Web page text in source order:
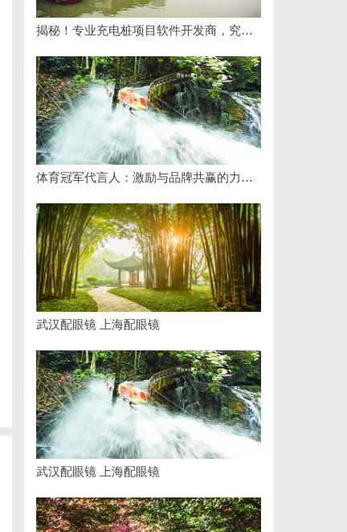
揭秘！专业充电桩项目软件开发商，究竟藏着哪些行业秘诀？
体育冠军代言人：激励与品牌共赢的力量剖析
武汉配眼镜 上海配眼镜
武汉配眼镜 上海配眼镜